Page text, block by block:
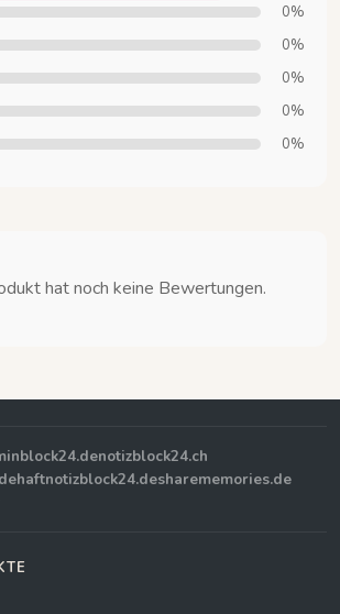
0%
0%
0%
0%
0%
hat noch keine Bewertungen.
notizblock24.ch
haftnotizblock24.desharememories.de